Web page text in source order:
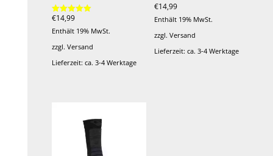
Bewertet mit
von 5
€14,99
Enthält 19% MwSt.
zzgl.Versand
Lieferzeit: ca. 3-4 Werktage
€14,99
Enthält 19% MwSt.
zzgl. Versand
Lieferzeit: ca. 3-4 Werktage